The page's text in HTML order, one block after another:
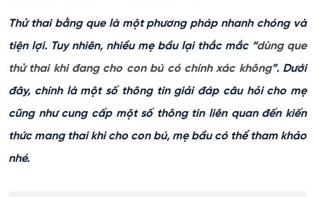
Thử thai bằng que là một phương pháp nhanh chóng và
tiện lợi. Tuy nhiên, nhiều mẹ bầu lại thắc mắc “dùng que
thử thai khi đang cho con bú có chính xác không”. Dưới
đây, chính là một số thông tin giải đáp câu hỏi cho mẹ
cũng như cung cấp một số thông tin liên quan đến kiến
thức mang thai khi cho con bú, mẹ bầu có thể tham khảo
nhé.